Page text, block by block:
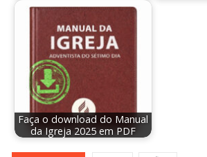
Faça o download do Manual
da Igreja 2025 em PDF